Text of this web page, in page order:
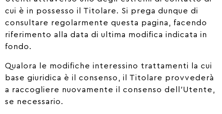
cui è in possesso il Titolare. Si prega dunque di
consultare regolarmente questa pagina, facendo
riferimento alla data di ultima modifica indicata in
fondo.
Qualora le modifiche interessino trattamenti la cui
base giuridica è il consenso, il Titolare provvederà
a raccogliere nuovamente il consenso dell’Utente,
se necessario.